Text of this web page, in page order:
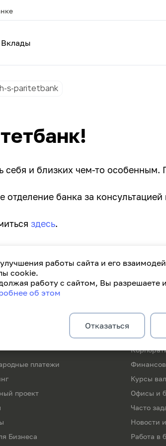
Вклады
s-paritetbank
и близких чем-то особенным.
отделение банка за
здесь.
171
платежи
проект
Бизнеса
Курсы
Офисы и
Часто
Новости
Работа в
работы сайта и его
cookie.
работу с сайтом, Вы разрешаете
об этом
Отказаться